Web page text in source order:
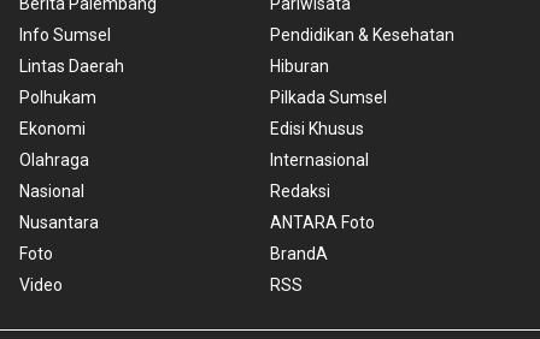
Berita Palembang
Info Sumsel
Lintas Daerah
Polhukam
Ekonomi
Olahraga
Nasional
Nusantara
Foto
Video
Pariwisata
Pendidikan & Kesehatan
Hiburan
Pilkada Sumsel
Edisi Khusus
Internasional
Redaksi
ANTARA Foto
BrandA
RSS